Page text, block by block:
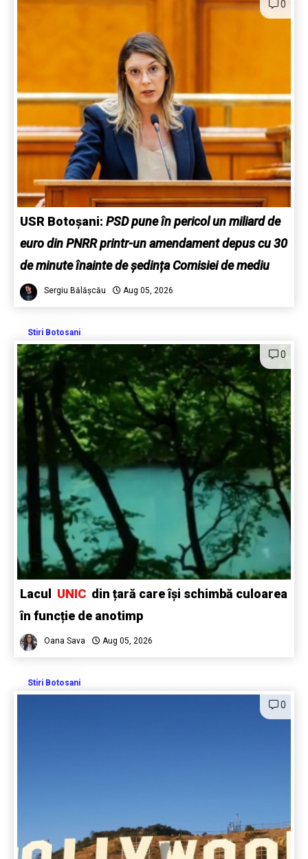
0
USR Botoșani: PSD pune în pericol un miliard de
euro din PNRR printr-un amendament depus cu 30
de minute înainte de ședința Comisiei de mediu
Sergiu Bălășcău Aug 05, 2026
Stiri Botosani
0
Lacul UNIC din țară care își schimbă culoarea
în funcție de anotimp
Oana Sava Aug 05, 2026
Stiri Botosani
0